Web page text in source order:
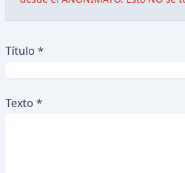
Título *
Texto *